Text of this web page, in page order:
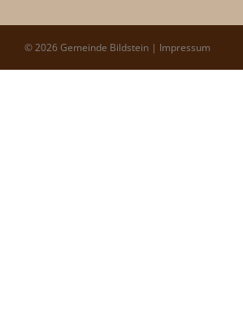
© 2026 Gemeinde Bildstein | Impressum